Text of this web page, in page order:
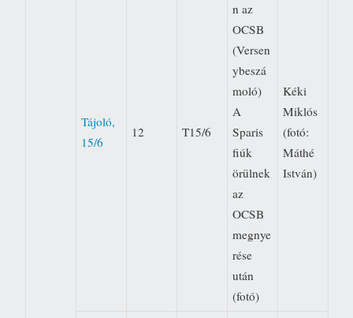
Tájoló,
15/6
12 T15/6
n az
OCSB
(Versen
ybeszá
moló) 
A
Sparis
fiúk
örülnek
az
OCSB
megnye
rése
után
(fotó)
Kéki
Miklós
(fotó:
Máthé
István)